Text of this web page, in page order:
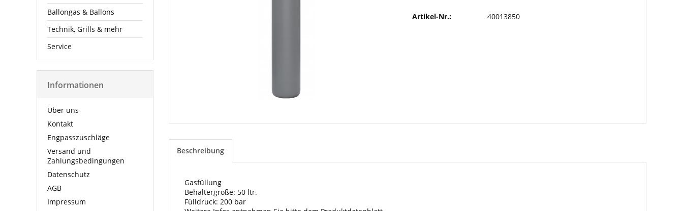
Ballongas & Ballons
Technik, Grills & mehr
Service
Informationen
Über uns
Kontakt
Engpasszuschläge
Versand und
Zahlungsbedingungen
Datenschutz
AGB
Impressum
Artikel-Nr.: 40013850
Beschreibung
Gasfüllung
Behältergröße: 50 ltr.
Fülldruck: 200 bar